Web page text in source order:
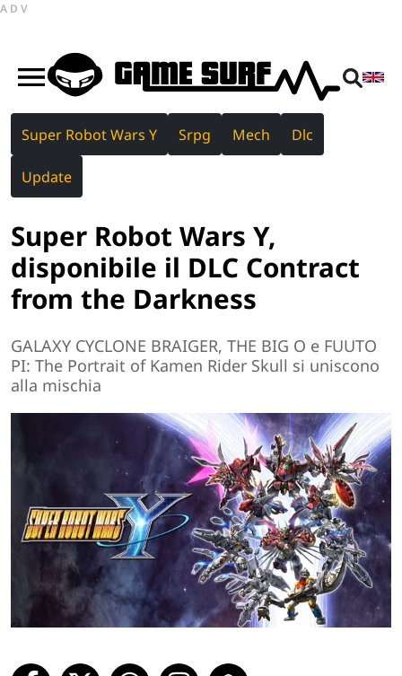
ADV
Super Robot Wars Y Srpg Mech Dlc
Update
Super Robot Wars Y,
disponibile il DLC Contract
from the Darkness
GALAXY CYCLONE BRAIGER, THE BIG O e FUUTO
PI: The Portrait of Kamen Rider Skull si uniscono
alla mischia